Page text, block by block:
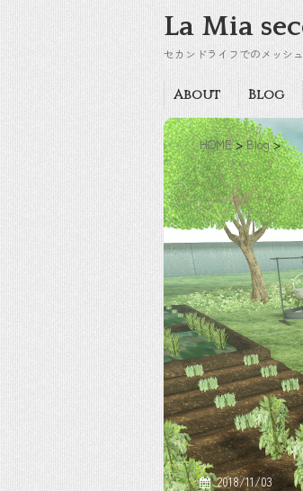
La Mia
セカンドライフでのメッシ
About Blog
HOME >Blog >
2018/11/03